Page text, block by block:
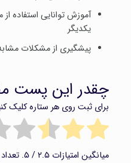
آموز‌ش توانایی استفاده
یکدیگر
پیشگیری از مشکلات
چقدر این پست
برای ثبت روی هر ستاره کلیک
میانگین امتیازات ۲.۵/ ۵. تعداد رای: